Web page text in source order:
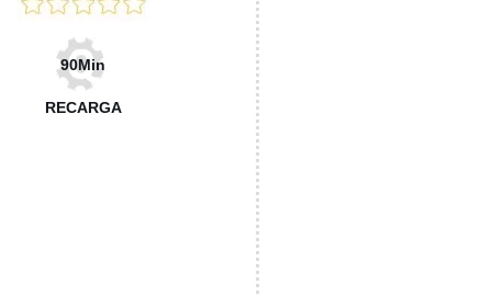
90Min
RECARGA